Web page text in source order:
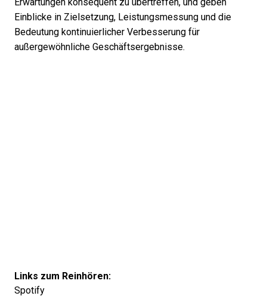
Erwartungen konsequent zu übertreffen, und geben
Einblicke in Zielsetzung, Leistungsmessung und die
Bedeutung kontinuierlicher Verbesserung für
außergewöhnliche Geschäftsergebnisse.
Links zum Reinhören:
Spotify